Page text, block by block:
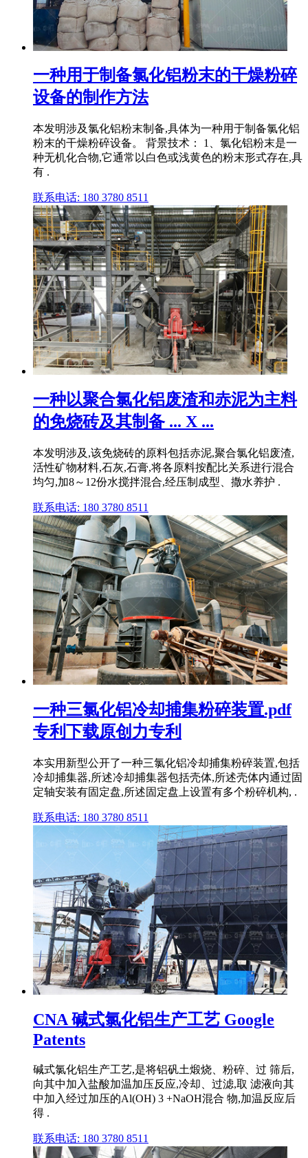
一种用于制备氯化铝粉末的干燥粉碎
设备的制作方法
本发明涉及氯化铝粉末制备,具体为一种用于制备氯化铝
粉末的干燥粉碎设备。 背景技术： 1、氯化铝粉末是一
种无机化合物,它通常以白色或浅黄色的粉末形式存在,具
有 .
联系电话: 180 3780 8511
一种以聚合氯化铝废渣和赤泥为主料
的免烧砖及其制备 ... X ...
本发明涉及,该免烧砖的原料包括赤泥,聚合氯化铝废渣,
活性矿物材料,石灰,石膏,将各原料按配比关系进行混合
均匀,加8～12份水搅拌混合,经压制成型、撒水养护 .
联系电话: 180 3780 8511
一种三氯化铝冷却捕集粉碎装置.pdf
专利下载原创力专利
本实用新型公开了一种三氯化铝冷却捕集粉碎装置,包括
冷却捕集器,所述冷却捕集器包括壳体,所述壳体内通过固
定轴安装有固定盘,所述固定盘上设置有多个粉碎机构, .
联系电话: 180 3780 8511
CNA 碱式氯化铝生产工艺 Google
Patents
碱式氯化铝生产工艺,是将铝矾土煅烧、粉碎、过 筛后,
向其中加入盐酸加温加压反应,冷却、过滤,取 滤液向其
中加入经过加压的Al(OH) 3 +NaOH混合 物,加温反应后
得 .
联系电话: 180 3780 8511